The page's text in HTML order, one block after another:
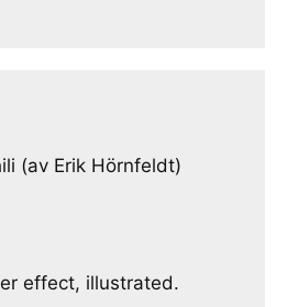
(av Erik Hörnfeldt)
effect, illustrated.